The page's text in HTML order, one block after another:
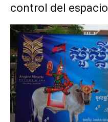
control del espacio